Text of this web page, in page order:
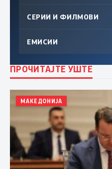
СЕРИИ И ФИЛМОВИ
ЕМИСИИ
ПРОЧИТАЈТЕ УШТЕ
МАКЕДОНИЈА